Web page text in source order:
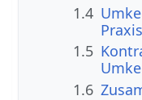
1.4
Praxis
1.5
1.6